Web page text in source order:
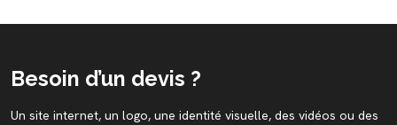
Besoin d’un devis ?
Un site internet, un logo, une identité visuelle, des vidéos ou des